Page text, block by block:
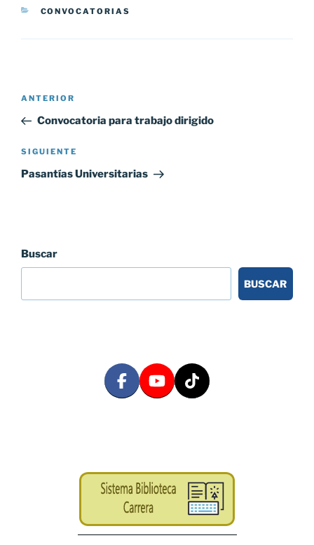
CATEGORÍAS
CONVOCATORIAS
Navegación
entradas
Entrada
anterior:
ANTERIOR
Convocatoria para trabajo dirigido
Siguiente
entrada
SIGUIENTE
Pasantías Universitarias
Buscar
BUSCAR